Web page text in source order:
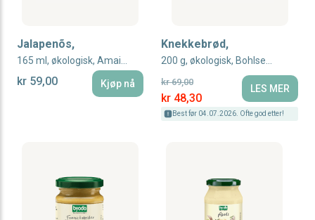
Jalapenõs,
kr 59,00 Kjøp nå
Knekkebrød,
Special Price
kr 48,30
kr 69,00
LES MER
Best før 04.07.2026. Ofte god etter!